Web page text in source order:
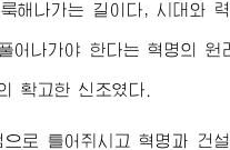
해나가는 길이다, 시대와
어나가야 한다는 혁명의 원
확고한 신조였다.
로 틀어쥐시고 혁명과 건설